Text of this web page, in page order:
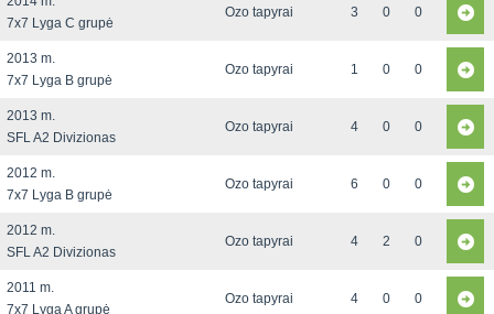
7x7 Lyga C grupė
Ozo tapyrai 3 0 0
2013 m.
7x7 Lyga B grupė
Ozo tapyrai 1 0 0
2013 m.
SFL A2 Divizionas
Ozo tapyrai 4 0 0
2012 m.
7x7 Lyga B grupė
Ozo tapyrai 6 0 0
2012 m.
SFL A2 Divizionas
Ozo tapyrai 4 2 0
2011 m.
7x7 Lyga A grupė
Ozo tapyrai 4 0 0